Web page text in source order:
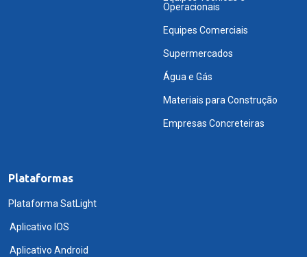
Operacionais
Equipes Comerciais
Supermercados
Água e Gás
Materiais para Construção
Empresas Concreteiras
Plataformas
Plataforma SatLight
Aplicativo IOS
Aplicativo Android